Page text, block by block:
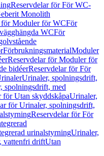
Reservdelar för För WC-
Monolith
för Moduler för WCFör
WCFör
FörbrukningsmaterialModuler
Reservdelar för Moduler för
bidéerReservdelar för För
Urinaler, spolningsdrift,
spolningsdrift, med
för Utan skyddskåpaUrinaler,
för Urinaler, spolningsdrift,
Reservdelar för För
urinalstyrningUrinaler,
vattenfri driftUtan